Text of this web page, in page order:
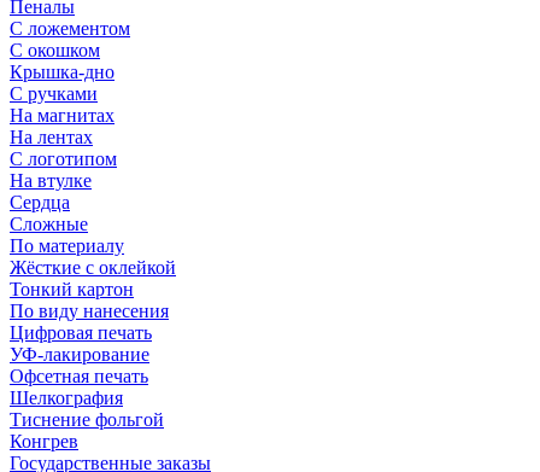
Пеналы
С ложементом
С окошком
Крышка-дно
С ручками
На магнитах
На лентах
С логотипом
На втулке
Сердца
Сложные
По материалу
Жёсткие с оклейкой
Тонкий картон
По виду нанесения
Цифровая печать
УФ-лакирование
Офсетная печать
Шелкография
Тиснение фольгой
Конгрев
Государственные заказы